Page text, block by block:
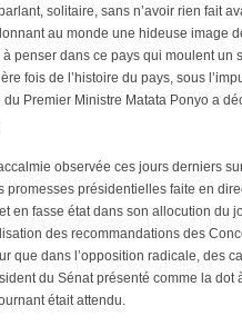
solitaire, sans n’avoir rien fait
au monde une hideuse image
penser dans ce pays qui moulent un
fois de l’histoire du pays, sous
Premier Ministre Matata Ponyo a
observée ces jours derniers
présidentielles faite en
en fasse état dans son allocution du
des recommandations des
que dans l’opposition radicale, des
du Sénat présenté comme la dot
était attendu.